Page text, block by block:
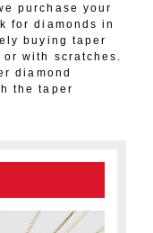
purchase your
for diamonds in
buying taper
with scratches.
diamond
the taper